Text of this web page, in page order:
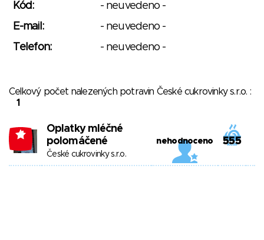
Kód:
- neuvedeno -
E-mail:
- neuvedeno -
Telefon:
- neuvedeno -
Celkový počet nalezených potravin České cukrovinky s.r.o. :
1
-1
Oplatky mléčné
polomáčené
České cukrovinky s.r.o.
nehodnoceno 555